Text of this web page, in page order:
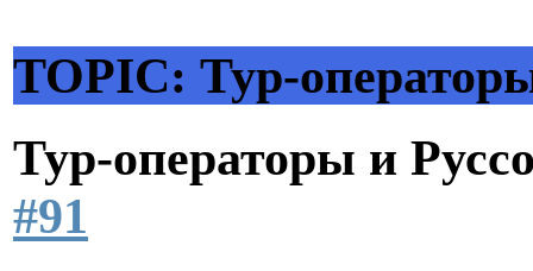
TOPIC: Тур-
Тур-операторы и
#91